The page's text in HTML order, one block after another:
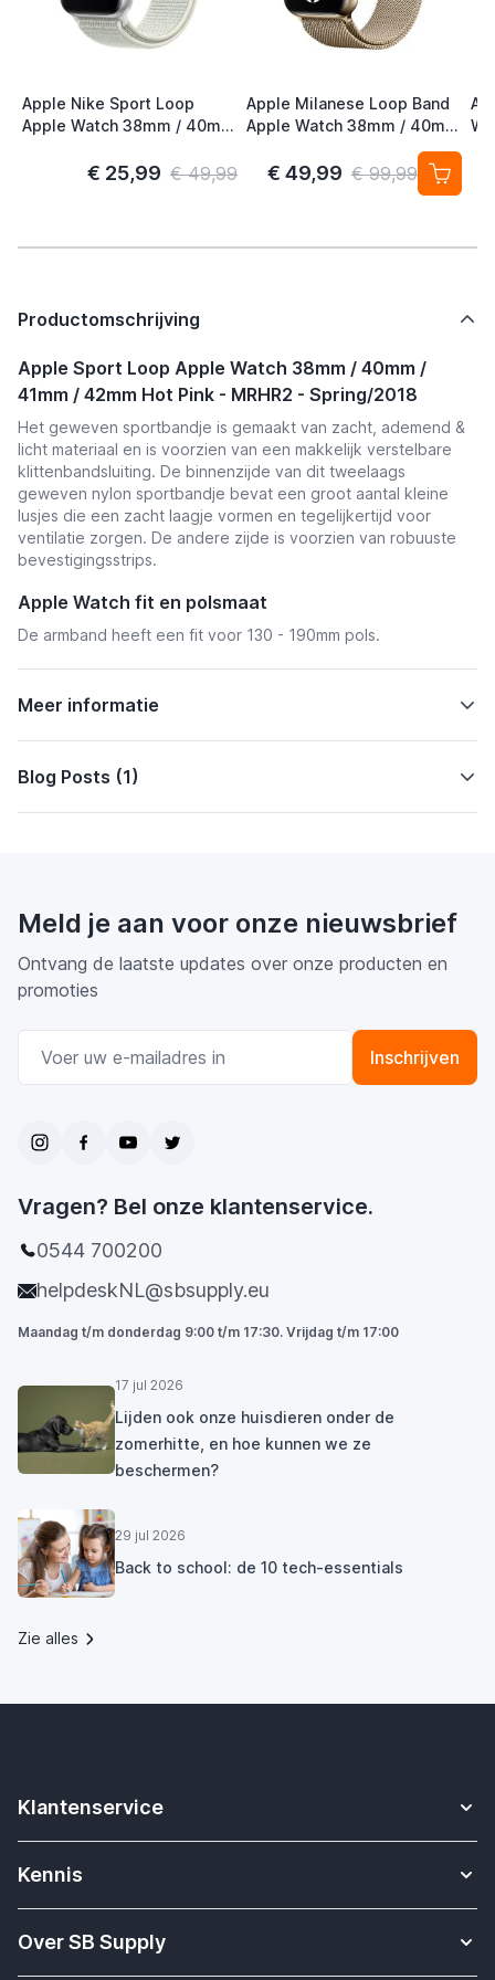
Apple Nike Sport Loop
Apple Watch 38mm / 40mm
€ 25,99 € 49,99
Apple Milanese Loop Band
Apple Watch 38mm / 40mm
/ 41mm / 42mm Gold (2nd
Gen)€ 49,99 € 99,99
Productomschrijving
Apple Sport Loop Apple Watch 38mm / 40mm /
41mm / 42mm Hot Pink - MRHR2 - Spring/2018
Het geweven sportbandje is gemaakt van zacht, ademend &
licht materiaal en is voorzien van een makkelijk verstelbare
klittenbandsluiting. De binnenzijde van dit tweelaags
geweven nylon sportbandje bevat een groot aantal kleine
lusjes die een zacht laagje vormen en tegelijkertijd voor
ventilatie zorgen. De andere zijde is voorzien van robuuste
bevestigingsstrips.
Apple Watch fit en polsmaat
De armband heeft een fit voor 130 - 190mm pols.
Meer informatie
Blog Posts (1)
Meld je aan voor onze nieuwsbrief
Ontvang de laatste updates over onze producten en
promoties
Inschrijven
Vragen? Bel onze klantenservice.
0544 700200
helpdeskNL@sbsupply.eu
Maandag t/m donderdag 9:00 t/m 17:30. Vrijdag t/m 17:00
17 jul 2026
Lijden ook onze huisdieren onder de
zomerhitte, en hoe kunnen we ze
beschermen?
29 jul 2026
Back to school: de 10 tech-essentials
Zie alles
Klantenservice
Contact
Verzending & bezorging
Kennis
Apple Watch bandjes kennisbank
Over SB Supply